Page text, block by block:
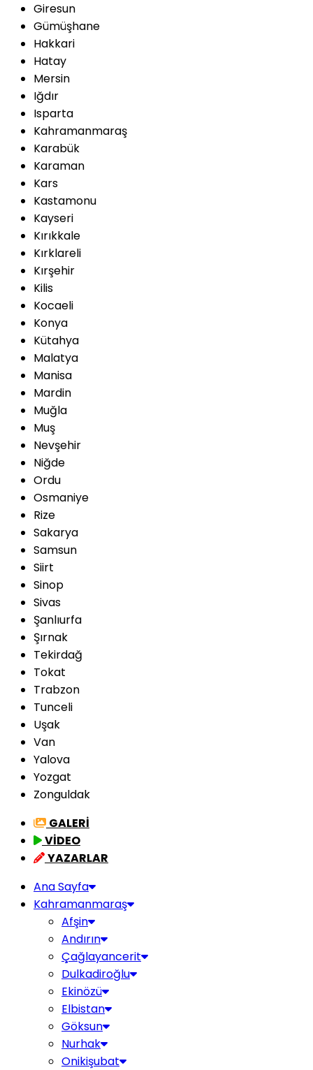
Giresun
Gümüşhane
Hakkari
Hatay
Mersin
Iğdır
Isparta
Kahramanmaraş
Karabük
Karaman
Kars
Kastamonu
Kayseri
Kırıkkale
Kırklareli
Kırşehir
Kilis
Kocaeli
Konya
Kütahya
Malatya
Manisa
Mardin
Muğla
Muş
Nevşehir
Niğde
Ordu
Osmaniye
Rize
Sakarya
Samsun
Siirt
Sinop
Sivas
Şanlıurfa
Şırnak
Tekirdağ
Tokat
Trabzon
Tunceli
Uşak
Van
Yalova
Yozgat
Zonguldak
GALERİ
VİDEO
YAZARLAR
Ana Sayfa
Kahramanmaraş
Afşin
Andırın
Çağlayancerit
Dulkadiroğlu
Ekinözü
Elbistan
Göksun
Nurhak
Onikişubat